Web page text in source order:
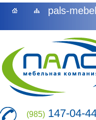
pals-
(985) 147-04-